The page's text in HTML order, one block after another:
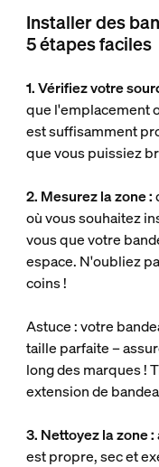
Installer des
5 étapes faciles
1. Vérifiez votre
que l'emplacement
est suffisamment
que vous puissiez
2. Mesurez la zone :
où vous souhaitez
vous que votre
espace. N'oubliez
coins !
Astuce : votre
taille parfaite –
long des marques !
extension de
3. Nettoyez la zone :
est propre, sec et